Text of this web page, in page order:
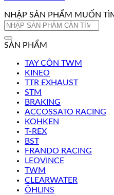
NHẬP SẢN PHẨM MUỐN
Tìm
SẢN PHẨM
TAY CÔN TWM
KINEO
TTR EXHAUST
STM
BRAKING
ACCOSSATO RACING
KOHKEN
T-REX
BST
FRANDO RACING
LEOVINCE
TWM
CLEARWATER
ÖHLINS